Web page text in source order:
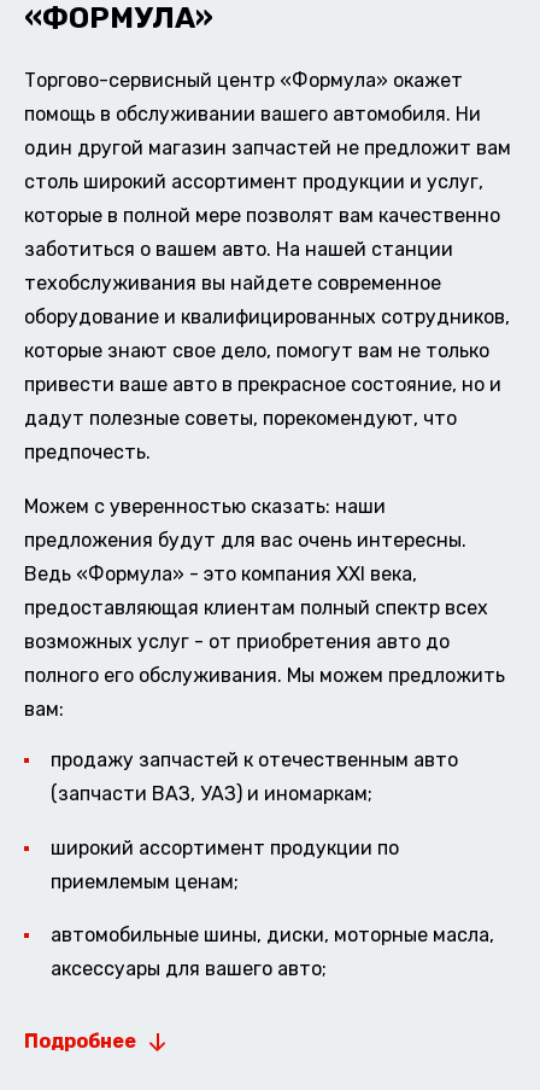
«ФОРМУЛА»
Торгово-сервисный центр «Формула» окажет
помощь в обслуживании вашего автомобиля. Ни
один другой магазин запчастей не предложит вам
столь широкий ассортимент продукции и услуг,
которые в полной мере позволят вам качественно
заботиться о вашем авто. На нашей станции
техобслуживания вы найдете современное
оборудование и квалифицированных сотрудников,
которые знают свое дело, помогут вам не только
привести ваше авто в прекрасное состояние, но и
дадут полезные советы, порекомендуют, что
предпочесть.
Можем с уверенностью сказать: наши
предложения будут для вас очень интересны.
Ведь «Формула» - это компания XXI века,
предоставляющая клиентам полный спектр всех
возможных услуг - от приобретения авто до
полного его обслуживания. Мы можем предложить
вам:
продажу запчастей к отечественным авто
(запчасти ВАЗ, УАЗ) и иномаркам;
широкий ассортимент продукции по
приемлемым ценам;
автомобильные шины, диски, моторные масла,
аксессуары для вашего авто;
Подробнее